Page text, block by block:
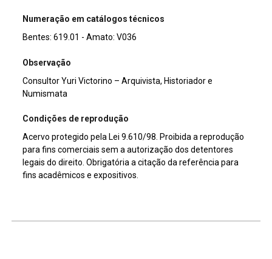
Numeração em catálogos técnicos
Bentes: 619.01 - Amato: V036
Observação
Consultor Yuri Victorino – Arquivista, Historiador e
Numismata
Condições de reprodução
Acervo protegido pela Lei 9.610/98. Proibida a reprodução
para fins comerciais sem a autorização dos detentores
legais do direito. Obrigatória a citação da referência para
fins acadêmicos e expositivos.